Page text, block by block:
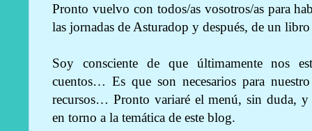
Pronto vuelvo con todos/as vosotros/as para
las jornadas de Asturadop y después, de un
Soy consciente de que últimamente nos
cuentos… Es que son necesarios para
recursos… Pronto variaré el menú, sin duda, y
en torno a la temática de este blog.